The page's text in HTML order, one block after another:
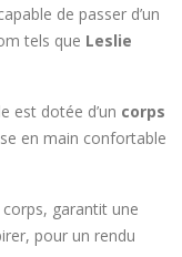
de passer d’un
tels que Leslie
est dotée d’un corps
en main confortable
garantit une
pour un rendu